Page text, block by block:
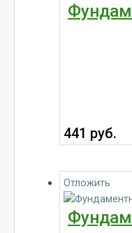
441 руб.
Отложить